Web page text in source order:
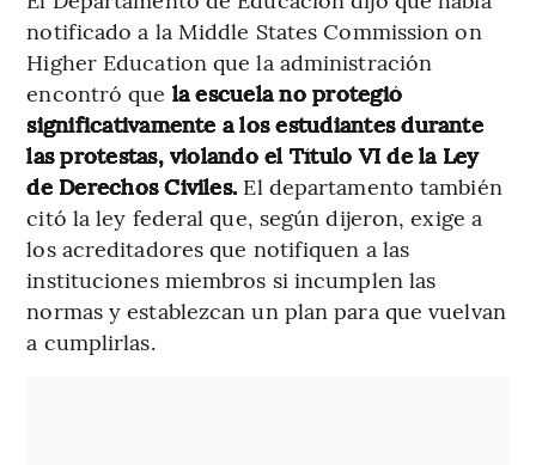
notificado a la Middle States Commission on
Higher Education que la administración
encontró que la escuela no protegió
significativamente a los estudiantes durante
las protestas, violando el Título VI de la Ley
de Derechos Civiles. El departamento también
citó la ley federal que, según dijeron, exige a
los acreditadores que notifiquen a las
instituciones miembros si incumplen las
normas y establezcan un plan para que vuelvan
a cumplirlas.